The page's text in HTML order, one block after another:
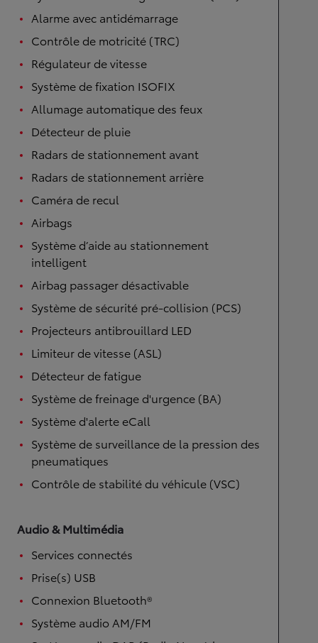
Alarme avec antidémarrage
Contrôle de motricité (TRC)
Régulateur de vitesse
Système de fixation ISOFIX
Allumage automatique des feux
Détecteur de pluie
Radars de stationnement avant
Radars de stationnement arrière
Caméra de recul
Airbags
Système d’aide au stationnement
intelligent
Airbag passager désactivable
Système de sécurité pré-collision (PCS)
Projecteurs antibrouillard LED
Limiteur de vitesse (ASL)
Détecteur de fatigue
Système de freinage d'urgence (BA)
Système d'alerte eCall
Système de surveillance de la pression des
pneumatiques
Contrôle de stabilité du véhicule (VSC)
Audio & Multimédia
Services connectés
Prise(s) USB
Connexion Bluetooth®
Système audio AM/FM